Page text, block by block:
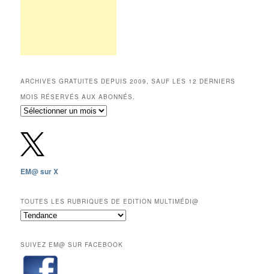
ARCHIVES GRATUITES DEPUIS 2009, SAUF LES 12 DERNIERS
MOIS RÉSERVÉS AUX ABONNÉS.
Archives
depuis
2009,
sauf
les
mois
réservés
aux
EM@ sur X
TOUTES LES RUBRIQUES DE EDITION MULTIMÉDI@
Toutes
de
Edition
Multimédi@
SUIVEZ EM@ SUR FACEBOOK